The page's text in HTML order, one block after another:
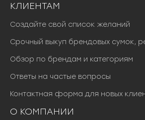
КЛИЕНТАМ
Создайте свой список желаний
Срочный выкуп брендовых сумок,
Обзор по брендам и категориям
Ответы на частые вопросы
Контактная форма для новых
О КОМПАНИИ